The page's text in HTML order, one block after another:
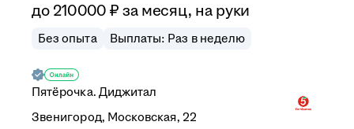
до 210 000 ₽ за месяц, на руки
Без опыта Выплаты: Раз в неделю
Пятёрочка. Диджитал
Звенигород, Московская, 22